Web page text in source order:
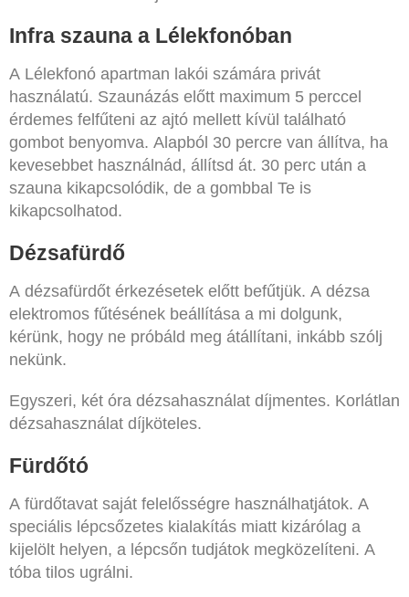
Infra szauna a Lélekfonóban
A Lélekfonó apartman lakói számára privát
használatú. Szaunázás előtt maximum 5 perccel
érdemes felfűteni az ajtó mellett kívül található
gombot benyomva. Alapból 30 percre van állítva, ha
kevesebbet használnád, állítsd át. 30 perc után a
szauna kikapcsolódik, de a gombbal Te is
kikapcsolhatod.
Dézsafürdő
A dézsafürdőt érkezésetek előtt befűtjük. A dézsa
elektromos fűtésének beállítása a mi dolgunk,
kérünk, hogy ne próbáld meg átállítani, inkább szólj
nekünk.
Egyszeri, két óra dézsahasználat díjmentes. Korlátlan
dézsahasználat díjköteles.
Fürdőtó
A fürdőtavat saját felelősségre használhatjátok. A
speciális lépcsőzetes kialakítás miatt kizárólag a
kijelölt helyen, a lépcsőn tudjátok megközelíteni. A
tóba tilos ugrálni.